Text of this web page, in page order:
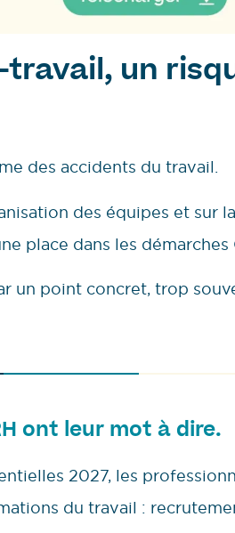
un
des accidents du travail.
des équipes et sur
place dans les démarches
un point concret, trop
ont leur mot à dire.
2027, les
du travail :